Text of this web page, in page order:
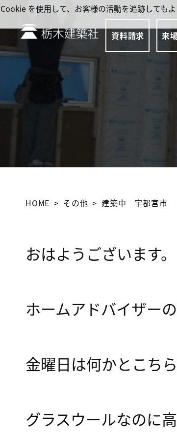
資料請求 来
HOME その他 建築中 宇都宮市
おはようございます。
ホームアドバイザーの
金曜日は何かとこち
グラスウールなのに
Cookie を使用して、お客様の活動を追跡しても